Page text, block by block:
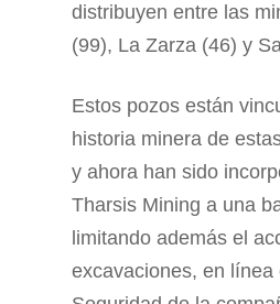
distribuyen entre las
(99), La Zarza (46) y
Estos pozos están
historia minera de
y ahora han sido
Tharsis Mining a una
limitando además el
excavaciones, en línea